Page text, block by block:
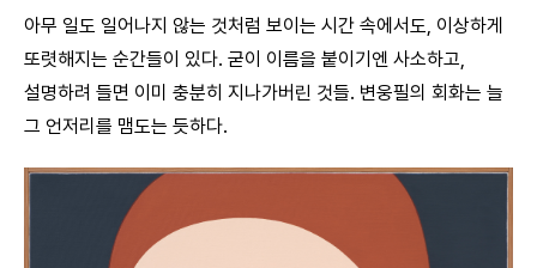
아무 일도 일어나지 않는 것처럼 보이는 시간 속에서도, 이상하게
또렷해지는 순간들이 있다. 굳이 이름을 붙이기엔 사소하고,
설명하려 들면 이미 충분히 지나가버린 것들. 변웅필의 회화는 늘
그 언저리를 맴도는 듯하다.